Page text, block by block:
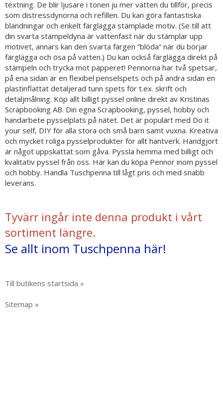
textning. De blir ljusare i tonen ju mer vatten du tillför, precis
som distressdynorna och refillen. Du kan göra fantastiska
blandningar och enkelt färglägga stämplade motiv. (Se till att
din svarta stämpeldyna är vattenfast när du stämplar upp
motivet, annars kan den svarta färgen ”blöda” när du börjar
färglägga och ösa på vatten.) Du kan också färglägga direkt på
stämpeln och trycka mot papperet! Pennorna har två spetsar,
på ena sidan är en flexibel penselspets och på andra sidan en
plastinflattat detaljerad tunn spets för t.ex. skrift och
detaljmålning. Köp allt billigt pyssel online direkt av Kristinas
Scrapbooking AB. Din egna Scrapbooking, pyssel, hobby och
handarbete pysselplats på nätet. Det är populärt med Do it
your self, DIY för alla stora och små barn samt vuxna. Kreativa
och mycket roliga pysselprodukter för allt hantverk. Handgjort
är något uppskattat som gåva. Pyssla hemma med billigt och
kvalitativ pyssel från oss. Här kan du köpa Pennor inom pyssel
och hobby. Handla Tuschpenna till lågt pris och med snabb
leverans.
Tyvärr ingår inte denna produkt i vårt
sortiment längre.
Se allt inom Tuschpenna här!
Till butikens startsida »
Sitemap »